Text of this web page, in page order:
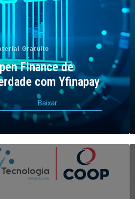
Gratuito
Finance de
com Yfinapay
Baixar